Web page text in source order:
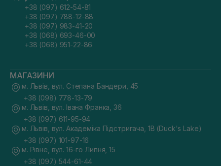
+38 (097) 612-54-81
+38 (097) 788-12-88
+38 (097) 983-41-20
+38 (068) 693-46-00
+38 (068) 951-22-86
МАГАЗИНИ
м. Львів, вул. Степана Бандери, 45
+38 (098) 778-13-79
м. Львів, вул. Івана Франка, 36
+38 (097) 611-95-94
м. Львів, вул. Академіка Підстригача, 1В (Duck's Lake)
+38 (097) 101-97-16
м. Рівне, вул. 16-го Липня, 15
+38 (097) 544-61-44